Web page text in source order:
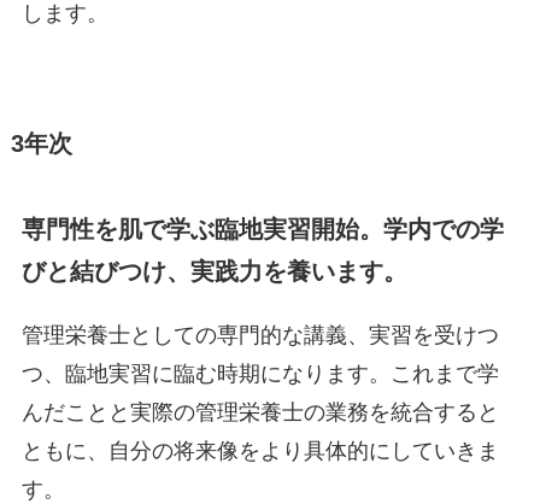
します。
3年次
専門性を肌で学ぶ臨地実習開始。学内での学
びと結びつけ、実践力を養います。
管理栄養士としての専門的な講義、実習を受けつ
つ、臨地実習に臨む時期になります。これまで学
んだことと実際の管理栄養士の業務を統合すると
ともに、自分の将来像をより具体的にしていきま
す。